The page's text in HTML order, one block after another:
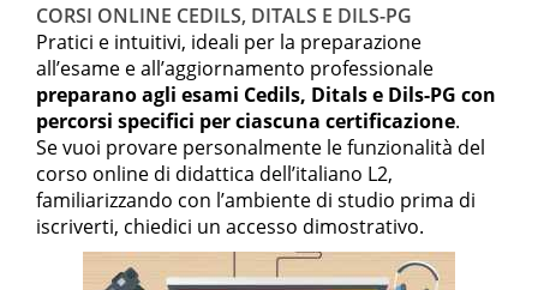
CORSI ONLINE CEDILS, DITALS E DILS-PG
Pratici e intuitivi, ideali per la preparazione
all’esame e all’aggiornamento professionale
preparano agli esami Cedils, Ditals e Dils-PG con
percorsi specifici per ciascuna certificazione.
Se vuoi provare personalmente le funzionalità del
corso online di didattica dell’italiano L2,
familiarizzando con l’ambiente di studio prima di
iscriverti, chiedici un accesso dimostrativo.